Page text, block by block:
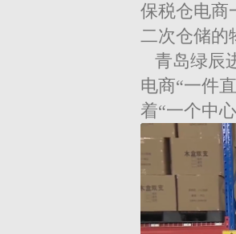
保税仓电商
二次仓储的
青岛绿辰
电商“一件
着“一个中